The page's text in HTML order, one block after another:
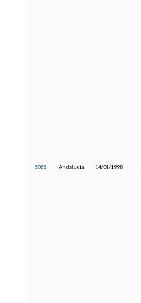
5088 Andalucía 14/01/1998